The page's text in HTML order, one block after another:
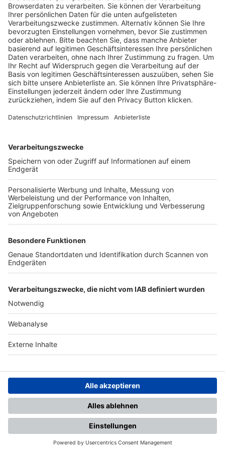
Trainerausbildung
Schulungsangebot Vereinsmitarbeiter
BFV-Geschäftsstellen
Trainerbörse
Login SpielPlus
FOLGE DEM BFV
TOP-VEREINE
TOP-PARTNER
Nutzungsbedingungen Datenschutz Impressum